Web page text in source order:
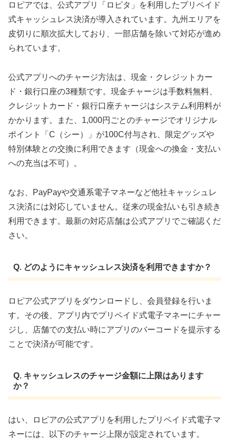
ロピアでは、公式アプリ「ロピタ」を利用したプリペイド
式キャッシュレス決済が導入されています。九州エリアを
皮切りに順次拡大しており、一部店舗を除いて対応が進め
られています。
公式アプリへのチャージ方法は、現金・クレジットカー
ド・銀行口座の3種類です。現金チャージは手数料無料、
クレジットカード・銀行口座チャージはシステム利用料が
かかります。また、1,000円ごとのチャージでオリジナル
ポイント「C（シー）」が100C付与され、限定グッズや
特別体験との交換に利用できます（現金への換金・支払い
への充当は不可）。
なお、PayPayや交通系電子マネーなど他社キャッシュレ
ス決済には対応していません。従来の現金払いも引き続き
利用できます。最新の対応店舗は公式アプリでご確認くだ
さい。
Q. どのようにキャッシュレス決済を利用できますか？
ロピア公式アプリをダウンロードし、会員登録を行いま
す。その後、アプリ内でプリペイド式電子マネーにチャー
ジし、店舗での支払い時にアプリのバーコードを提示する
ことで決済が可能です。 ​
Q. キャッシュレスのチャージ金額に上限はあります
か？
はい、ロピアの公式アプリを利用したプリペイド式電子マ
ネーには、以下のチャージ上限が設定されています。